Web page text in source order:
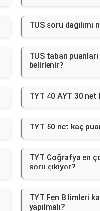
TUS soru dağılımı
TUS taban
belirlenir?
TYT 40 AYT 30 net
TYT 50 net kaç
TYT Coğrafya en
soru çıkıyor?
TYT Fen Bilimleri
yapılmalı?